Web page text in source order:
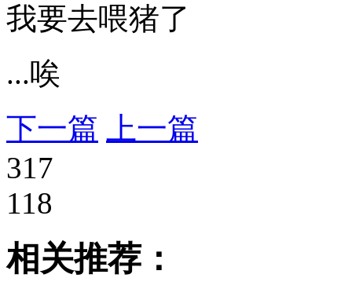
我要去喂猪了
...唉
下一篇
上一篇
317
118
相关推荐：